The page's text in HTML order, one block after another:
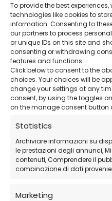
To provide the best
technologies like cookies to
information. Consenting to
our partners to process
or unique IDs on this site and
consenting or withdrawing
features and functions.
Click below to consent to the
choices. Your choices will be
change your settings at any
consent, by using the toggles
on the manage consent button
Statistics
Archiviare informazioni su
le prestazioni degli annunci,
contenuti, Comprendere il
combinazione di dati
Marketing